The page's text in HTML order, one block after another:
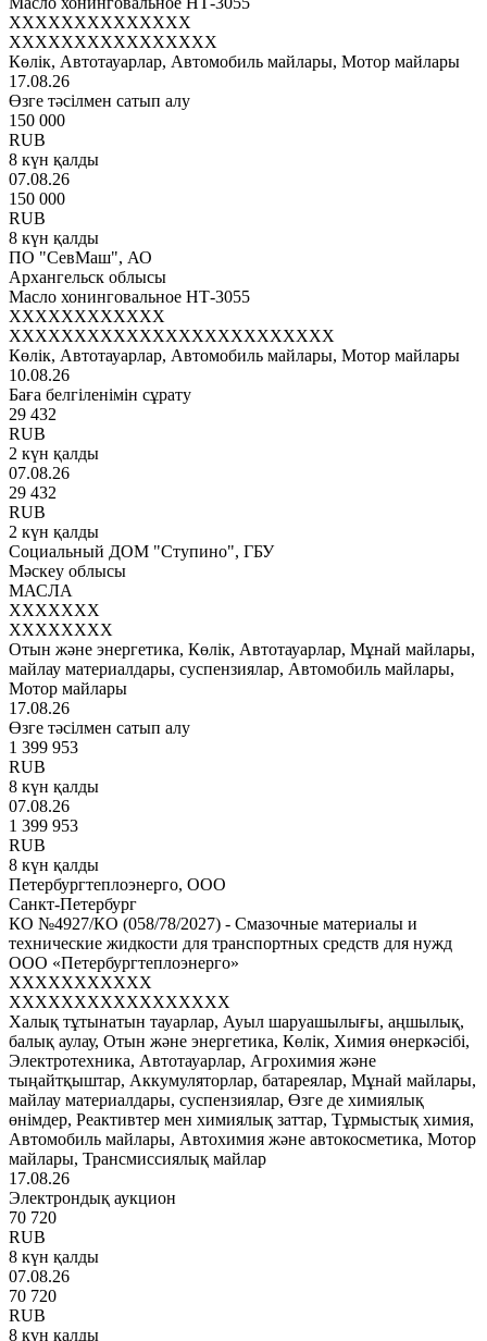
XXXXXXXXXXXXXX
XXXXXXXXXXXXXXXX
Көлік, Автотауарлар, Автомобиль майлары, Мотор майлары
17.08.26
Өзге тәсілмен сатып алу
150 000
RUB
8 күн қалды
07.08.26
150 000
RUB
8 күн қалды
ПО "СевМаш", АО
Архангельск облысы
Масло хонинговальное НТ-3055
XXXXXXXXXXXX
XXXXXXXXXXXXXXXXXXXXXXXXX
Көлік, Автотауарлар, Автомобиль майлары, Мотор майлары
10.08.26
Баға белгіленімін сұрату
29 432
RUB
2 күн қалды
07.08.26
29 432
RUB
2 күн қалды
Социальный ДОМ "Ступино", ГБУ
Мәскеу облысы
МАСЛА
XXXXXXX
XXXXXXXX
Отын және энергетика, Көлік, Автотауарлар, Мұнай майлары,
майлау материалдары, суспензиялар, Автомобиль майлары,
Мотор майлары
17.08.26
Өзге тәсілмен сатып алу
1 399 953
RUB
8 күн қалды
07.08.26
1 399 953
RUB
8 күн қалды
Петербургтеплоэнерго, ООО
Санкт-Петербург
КО №4927/КО (058/78/2027) - Смазочные материалы и
технические жидкости для транспортных средств для нужд
ООО «Петербургтеплоэнерго»
XXXXXXXXXXX
XXXXXXXXXXXXXXXXX
Халық тұтынатын тауарлар, Ауыл шаруашылығы, аңшылық,
балық аулау, Отын және энергетика, Көлік, Химия өнеркәсібі,
Электротехника, Автотауарлар, Агрохимия және
тыңайтқыштар, Аккумуляторлар, батареялар, Мұнай майлары,
майлау материалдары, суспензиялар, Өзге де химиялық
өнімдер, Реактивтер мен химиялық заттар, Тұрмыстық химия,
Автомобиль майлары, Автохимия және автокосметика, Мотор
майлары, Трансмиссиялық майлар
17.08.26
Электрондық аукцион
70 720
RUB
8 күн қалды
07.08.26
70 720
RUB
8 күн қалды